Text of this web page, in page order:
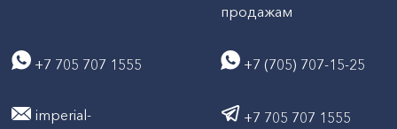
продажам
+7 705 707 1555 +7 (705) 707-15-25
imperial-
+7 705 707 1555